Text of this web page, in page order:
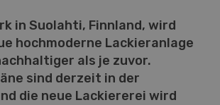
in Suolahti, Finnland, wird
hochmoderne Lackieranlage
als je zuvor.
sind derzeit in der
die neue Lackiererei wird